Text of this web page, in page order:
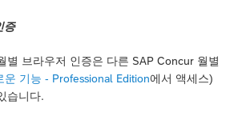
증
별 브라우저 인증은 다른 SAP Concur 월별
운 기능 - Professional Edition에서 액세스)
습니다.